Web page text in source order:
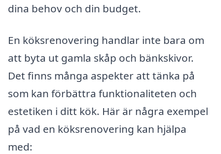
dina behov och din budget.
En köksrenovering handlar inte bara om
att byta ut gamla skåp och bänkskivor.
Det finns många aspekter att tänka på
som kan förbättra funktionaliteten och
estetiken i ditt kök. Här är några exempel
på vad en köksrenovering kan hjälpa
med: